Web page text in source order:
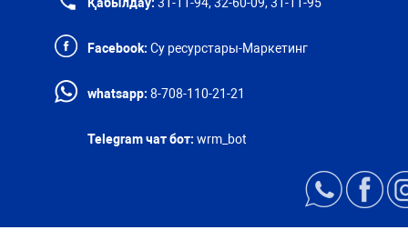
Facebook: Су ресурстары-Маркетинг
whatsapp: 8-708-110-21-21
Telegram чат бот: wrm_bot